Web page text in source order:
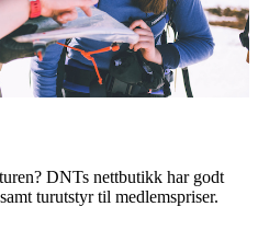
DNTs nettbutikk har godt
turutstyr til medlemspriser.